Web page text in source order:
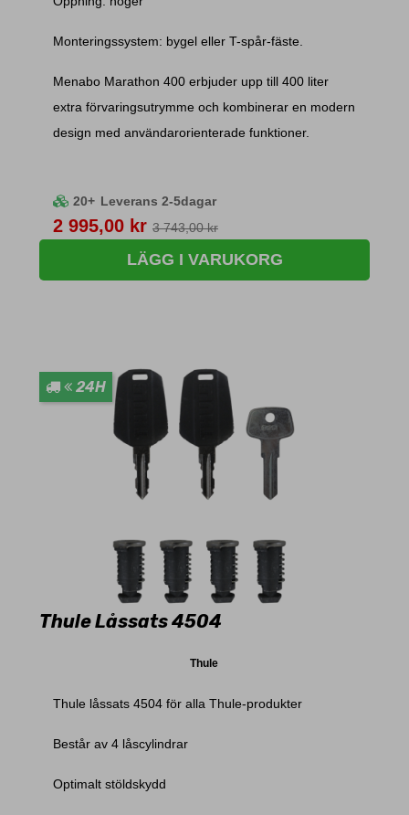
Monteringssystem: bygel eller T-spår-fäste.
Menabo Marathon 400 erbjuder upp till 400 liter
extra förvaringsutrymme och kombinerar en modern
design med användarorienterade funktioner.
20+ Leverans 2-5dagar
Pris
2 995,00 kr 3 743,00 kr
LÄGG I VARUKORG
Thule Låssats 4504
Thule
Thule låssats 4504 för alla Thule-produkter
Består av 4 låscylindrar
Optimalt stöldskydd
24H